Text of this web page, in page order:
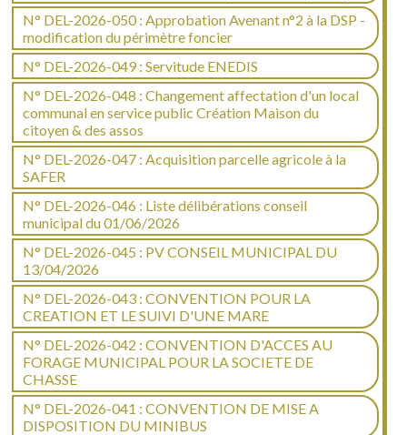
N° DEL-2026-050 : Approbation Avenant n°2 à la DSP -
modification du périmètre foncier
N° DEL-2026-049 : Servitude ENEDIS
N° DEL-2026-048 : Changement affectation d'un local
communal en service public Création Maison du
citoyen & des assos
N° DEL-2026-047 : Acquisition parcelle agricole à la
SAFER
N° DEL-2026-046 : Liste délibérations conseil
municipal du 01/06/2026
N° DEL-2026-045 : PV CONSEIL MUNICIPAL DU
13/04/2026
N° DEL-2026-043 : CONVENTION POUR LA
CREATION ET LE SUIVI D'UNE MARE
N° DEL-2026-042 : CONVENTION D'ACCES AU
FORAGE MUNICIPAL POUR LA SOCIETE DE
CHASSE
N° DEL-2026-041 : CONVENTION DE MISE A
DISPOSITION DU MINIBUS